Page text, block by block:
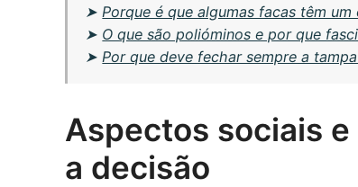
➤ Porque é que algumas facas têm
➤ O que são polióminos e por que
➤ Por que deve fechar sempre a
Aspectos sociais
a decisão